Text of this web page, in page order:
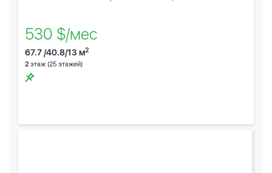
530 $/мес
67.7 /40.8/13 м2
2 этаж (25 этажей)